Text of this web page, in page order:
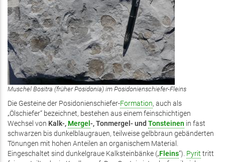
Muschel Bositra (früher Posidonia) im Posidonienschiefer-Fleins
Die Gesteine der Posidonienschiefer-Formation, auch als
„Ölschiefer“ bezeichnet, bestehen aus einem feinschichtigen
Wechsel von Kalk-, Mergel -, Tonmergel- und Tonsteinen in fast
schwarzen bis dunkelblaugrauen, teilweise gelbbraun gebänderten
Tönungen mit hohen Anteilen an organischem Material.
Eingeschaltet sind dunkelgraue Kalksteinbänke („Fleins“). Pyrit tritt